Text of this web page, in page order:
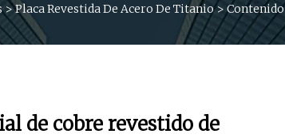
>Placa Revestida De Acero De Titanio> Contenido
de cobre revestido de